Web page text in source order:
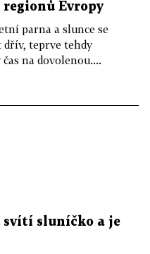
Evropy
parna a slunce se
dřív, teprve tehdy
na dovolenou....
svítí sluníčko a je